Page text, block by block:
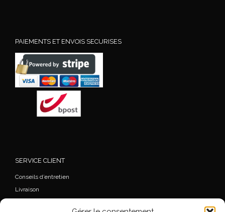
PAIEMENTS ET ENVOIS SECURISES
SERVICE CLIENT
Conseils d’entretien
Livraison